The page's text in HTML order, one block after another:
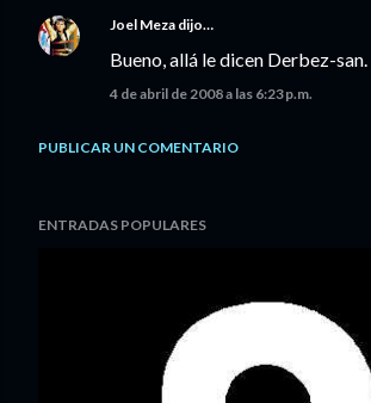
Joel Meza dijo…
Bueno, allá le dicen Derbez-san.
4 de abril de 2008 a las 6:23 p.m.
PUBLICAR UN COMENTARIO
ENTRADAS POPULARES